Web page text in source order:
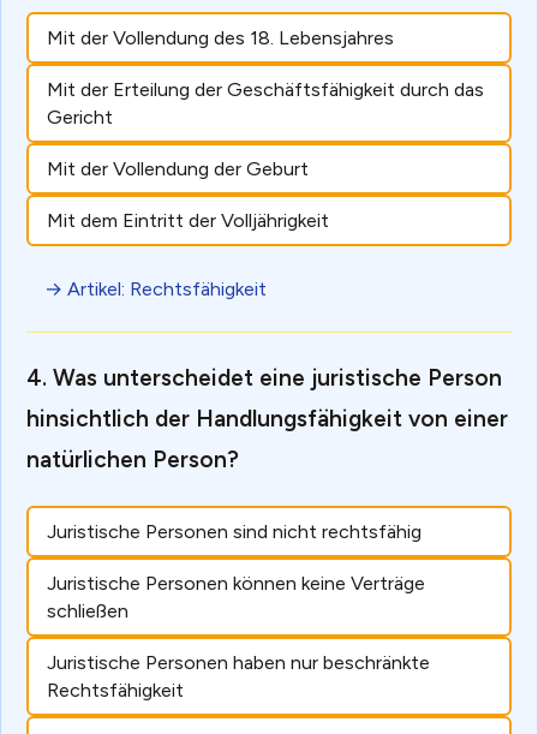
Mit der Vollendung des 18. Lebensjahres
Mit der Erteilung der Geschäftsfähigkeit durch das
Gericht
Mit der Vollendung der Geburt
Mit dem Eintritt der Volljährigkeit
→ Artikel: Rechtsfähigkeit
Was unterscheidet eine juristische Person
hinsichtlich der Handlungsfähigkeit von einer
natürlichen Person?
Juristische Personen sind nicht rechtsfähig
Juristische Personen können keine Verträge
schließen
Juristische Personen haben nur beschränkte
Rechtsfähigkeit